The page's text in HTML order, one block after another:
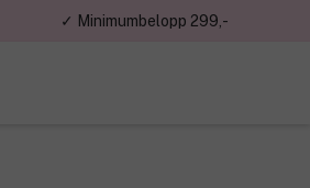
✓ Minimumbelopp 299,-